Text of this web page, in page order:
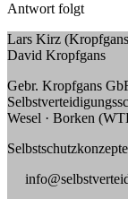
Antwort folgt
Lars Kirz
David Kropfgans
Gebr. Kropfgans
Wesel · Borken